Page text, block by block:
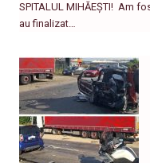
SPITALUL MIHĂEȘTI! ​ Am
au finalizat…